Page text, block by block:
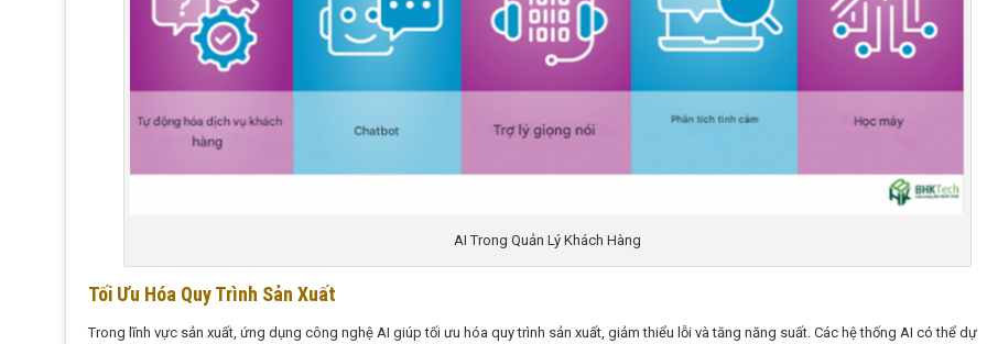
AI Trong Quản Lý Khách Hàng
Tối Ưu Hóa Quy Trình Sản Xuất
Trong lĩnh vực sản xuất, ứng dụng công nghệ AI giúp tối ưu hóa quy trình sản xuất, giảm thiểu lỗi và tăng năng suất. Các hệ thống AI có thể dự